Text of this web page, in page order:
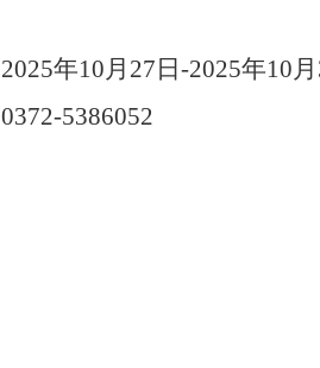
2025年10月27日-2025年10月
0372-5386052